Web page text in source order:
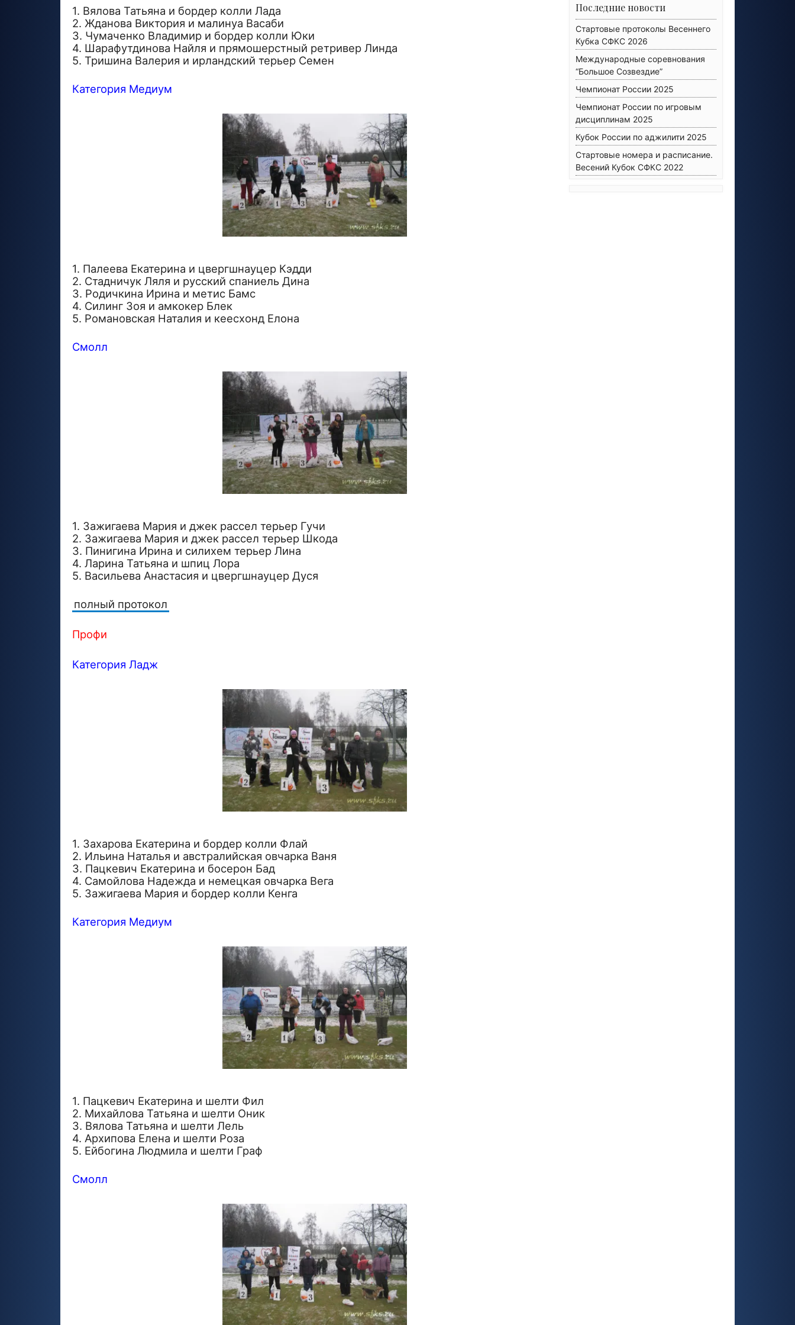
1. Вялова Татьяна и бордер колли Лада
2. Жданова Виктория и малинуа Васаби
3. Чумаченко Владимир и бордер колли Юки
4. Шарафутдинова Найля и прямошерстный ретривер Линда
5. Тришина Валерия и ирландский терьер Семен
Категория Медиум
1. Палеева Екатерина и цвергшнауцер Кэдди
2. Стадничук Ляля и русский спаниель Дина
3. Родичкина Ирина и метис Бамс
4. Силинг Зоя и амкокер Блек
5. Романовская Наталия и кеесхонд Елона
Смолл
1. Зажигаева Мария и джек рассел терьер Гучи
2. Зажигаева Мария и джек рассел терьер Шкода
3. Пинигина Ирина и силихем терьер Лина
4. Ларина Татьяна и шпиц Лора
5. Васильева Анастасия и цвергшнауцер Дуся
полный протокол
Профи
Категория Ладж
1. Захарова Екатерина и бордер колли Флай
2. Ильина Наталья и австралийская овчарка Ваня
3. Пацкевич Екатерина и босерон Бад
4. Самойлова Надежда и немецкая овчарка Вега
5. Зажигаева Мария и бордер колли Кенга
Категория Медиум
1. Пацкевич Екатерина и шелти Фил
2. Михайлова Татьяна и шелти Оник
3. Вялова Татьяна и шелти Лель
4. Архипова Елена и шелти Роза
5. Ейбогина Людмила и шелти Граф
Смолл
Последние новости
Стартовые протоколы Весеннего
Кубка СФКС 2026
Международные соревнования
“Большое Созвездие”
Чемпионат России 2025
Чемпионат России по игровым
дисциплинам 2025
Кубок России по аджилити 2025
Стартовые номера и расписание.
Весений Кубок СФКС 2022